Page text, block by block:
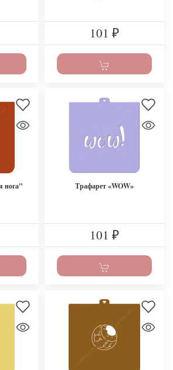
101 ₽
нога" Трафарет «WOW»
101 ₽